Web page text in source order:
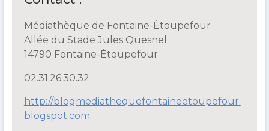
Médiathèque de Fontaine-Étoupefour
Allée du Stade Jules Quesnel
14790 Fontaine-Étoupefour
02.31.26.30.32
http://blogmediathequefontaineetoupefour.
blogspot.com